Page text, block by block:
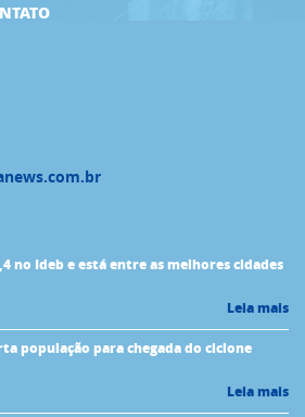
no Ideb e está entre as melhores cidades
Leia mais
população para chegada do ciclone
Leia mais